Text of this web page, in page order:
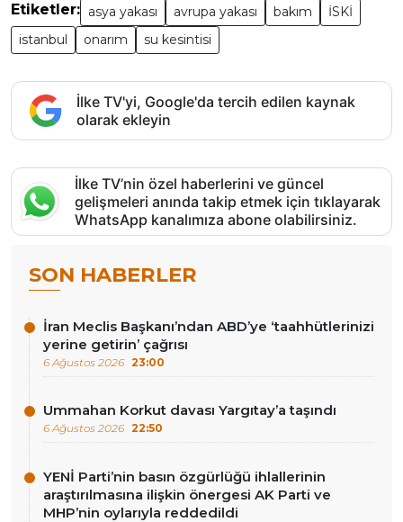
Etiketler: asya yakası avrupa yakası bakım
İSKİ
istanbul
onarım su kesintisi
İlke TV'yi, Google'da tercih edilen kaynak
olarak ekleyin
İlke TV’nin özel haberlerini ve güncel
gelişmeleri anında takip etmek için tıklayarak
WhatsApp kanalımıza abone olabilirsiniz.
SON HABERLER
İran Meclis Başkanı’ndan ABD’ye ‘taahhütlerinizi
yerine getirin’ çağrısı
6 Ağustos 2026 23:00
Ummahan Korkut davası Yargıtay’a taşındı
6 Ağustos 2026 22:50
YENİ Parti’nin basın özgürlüğü ihlallerinin
araştırılmasına ilişkin önergesi AK Parti ve
MHP’nin oylarıyla reddedildi